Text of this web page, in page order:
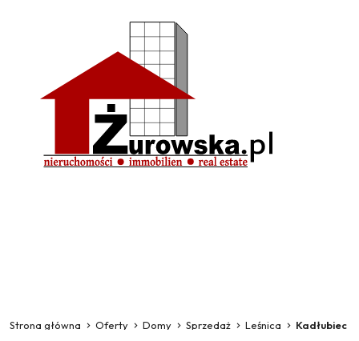
Strona główna Oferty Domy Sprzedaż Leśnica Kadłubiec